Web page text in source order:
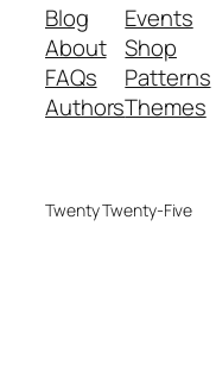
Blog
About
FAQs
Authors
Events
Shop
Patterns
Themes
Twenty Twenty-Five